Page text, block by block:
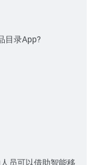
目录App?
员可以借助智能移